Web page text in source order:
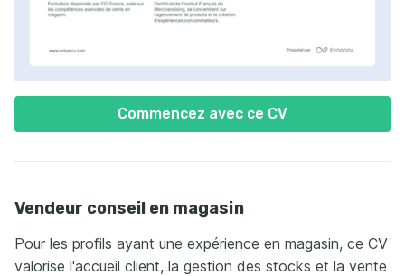
Commencez avec ce CV
Vendeur conseil en magasin
Pour les profils ayant une expérience en magasin, ce CV
valorise l'accueil client, la gestion des stocks et la vente